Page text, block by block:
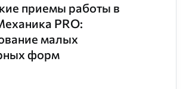
приемы работы в
PRO:
малых
форм